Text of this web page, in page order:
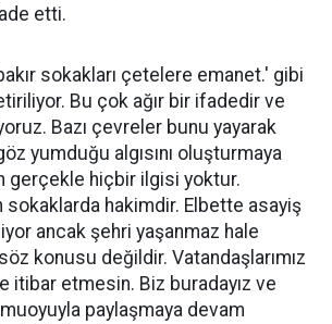
etti.
sokakları çetelere emanet.' gibi
Bu çok ağır bir ifadedir ve
Bazı çevreler bunu yayarak
yumduğu algısını oluşturmaya
gerçekle hiçbir ilgisi yoktur.
sokaklarda hakimdir. Elbette asayiş
ancak şehri yaşanmaz hale
konusu değildir. Vatandaşlarımız
itibar etmesin. Biz buradayız ve
paylaşmaya devam